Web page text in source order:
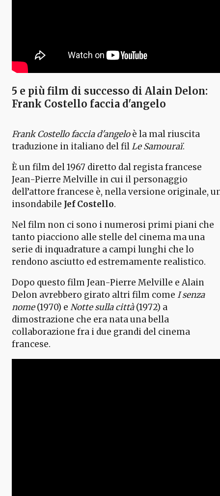
5 e più film di successo di Alain Delon:
Frank Costello faccia d'angelo
Frank Costello faccia d'angeloè la mal riuscita
traduzione in italiano del filLe Samouraï.
È un film del 1967 diretto dal regista francese
Jean-Pierre Melville in cui il personaggio
dell’attore francese è, nella versione originale,
insondabile Jef Costello.
Nel film non ci sono i numerosi primi piani che
tanto piacciono alle stelle del cinema ma una
serie di inquadrature a campi lunghi che lo
rendono asciutto ed estremamente realistico.
Dopo questo film Jean-Pierre Melville e Alain
Delon avrebbero girato altri film come I senza
nome(1970) e Notte sulla città(1972) a
dimostrazione che era nata una bella
collaborazione fra i due grandi del cinema
francese.